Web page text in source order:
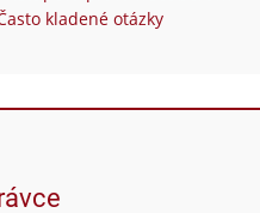
kladené otázky